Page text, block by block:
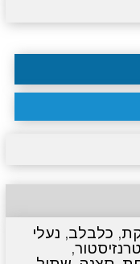
, כלבלב, נעלי
טרנזיסטור,